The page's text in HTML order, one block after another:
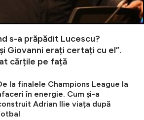
s-a prăpădit Lucescu?
Giovanni erați certați cu el”.
cărțile pe față
la finalele Champions League la
în energie. Cum și-a
Adrian Ilie viața după